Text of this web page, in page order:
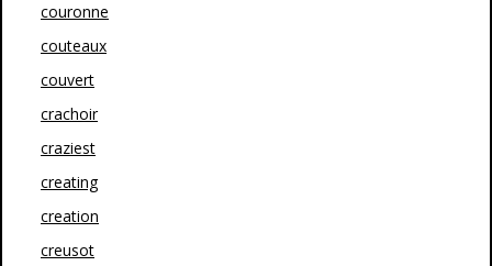
couronne
couteaux
couvert
crachoir
craziest
creating
creation
creusot